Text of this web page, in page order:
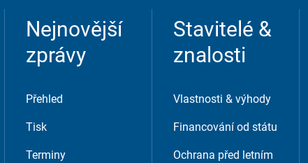
Nejnovější
zprávy
Přehled
Tisk
Terminy
Stavitelé &
znalosti
Vlastnosti & výhody
Financování od státu
Ochrana před letním